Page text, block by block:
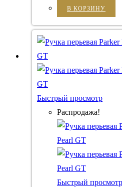
В КОРЗИНУ
Быстрый просмотр
Распродажа!
Быстрый просмотр